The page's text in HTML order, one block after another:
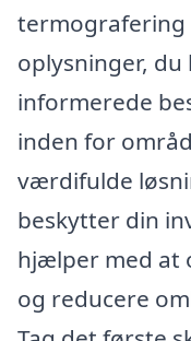
termografering
oplysninger,
informerede
inden for
værdifulde
beskytter din
hjælper med at
og reducere